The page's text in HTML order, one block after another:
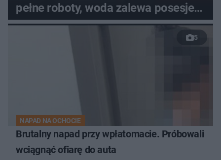
pełne roboty, woda zalewa posesje i
budynki
5
NAPAD NA OCHOCIE
Brutalny napad przy wpłatomacie. Próbowali
wciągnąć ofiarę do auta